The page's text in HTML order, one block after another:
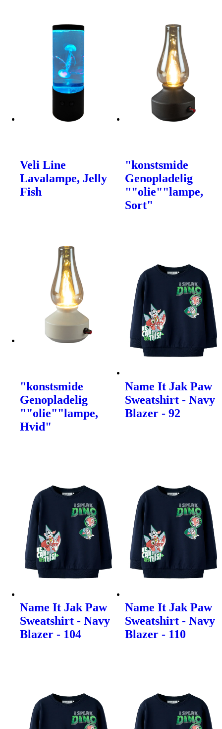
Veli Line
Lavalampe, Jelly
Fish
"konstsmide
Genopladelig
""olie""lampe,
Sort"
"konstsmide
Genopladelig
""olie""lampe,
Hvid"
Name It Jak Paw
Sweatshirt - Navy
Blazer - 92
Name It Jak Paw
Sweatshirt - Navy
Blazer - 104
Name It Jak Paw
Sweatshirt - Navy
Blazer - 110